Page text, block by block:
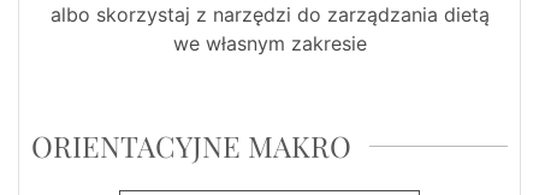
albo skorzystaj z narzędzi do zarządzania dietą
we własnym zakresie
ORIENTACYJNE MAKRO